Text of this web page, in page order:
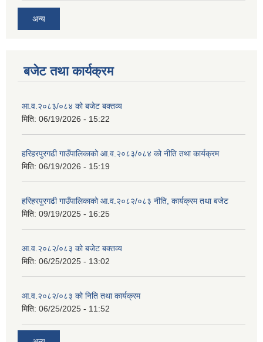
अन्य
बजेट तथा कार्यक्रम
आ.व.२०८३/०८४ को बजेट बक्तव्य
मिति: 06/19/2026 - 15:22
हरिहरपुरगढी गाउँपालिकाको आ.व.२०८३/०८४ को नीति तथा कार्यक्रम
मिति: 06/19/2026 - 15:19
हरिहरपुरगढी गाउँपालिकाको आ.व.२०८२/०८३ नीति, कार्यक्रम तथा बजेट
मिति: 09/19/2025 - 16:25
आ.व.२०८२/०८३ को बजेट बक्तव्य
मिति: 06/25/2025 - 13:02
आ.व.२०८२/०८३ को निति तथा कार्यक्रम
मिति: 06/25/2025 - 11:52